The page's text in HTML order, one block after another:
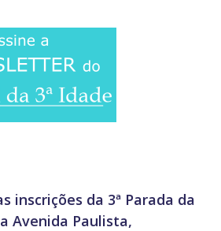
inscrições da 3ª Parada da
Avenida Paulista,